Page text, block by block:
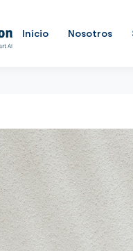
Início Nosotros